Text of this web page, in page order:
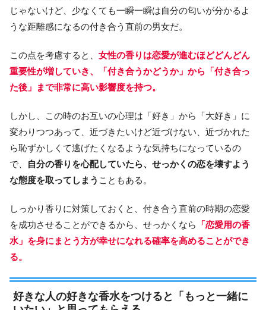
じゃないけど、少なくても一瞬一瞬は自分の匂いが分かるよ
うな距離感になるの付き合う直前の男女だ。
この点を考慮すると、 女性の香りは恋愛が進むほどどんどん
重要性が増していき、「付き合うかどうか」から「付き合っ
た後」まで非常に高い影響度を持つ。
しかし、この時のお互いの心理は「好き」から「大好き」に
変わりつつあって、近づきたいけど近づけない、近づかれた
ら恥ずかしくて逃げたくなるような気持ちになっているの
で、
自分の香りを心配していたら、せっかくの恋を壊すよう
な態度を取ってしまう こともある。
しっかり香りに対策しておくと、付き合う直前の時期の恋愛
を成功させることができるから、せっかくなら
「恋愛用の香
水」を身にまとう方が幸せになれる確率を高めることができ
る。
好きな人の好きな香水をつけると「もっと一緒に